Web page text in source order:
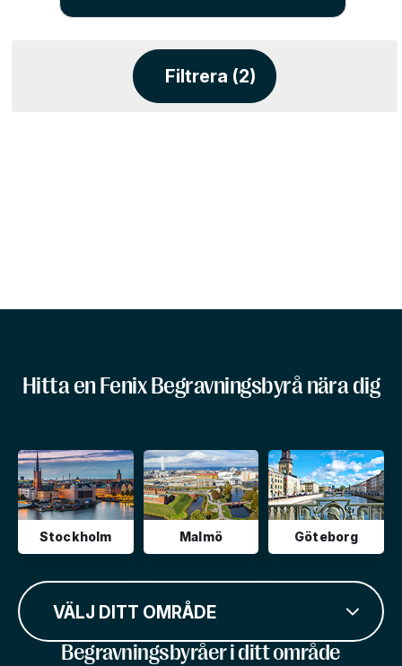
Filtrera (2)
Hitta en Fenix Begravningsbyrå nära dig
Stockholm Malmö Göteborg
VÄLJ DITT OMRÅDE
Begravningsbyråer i ditt område